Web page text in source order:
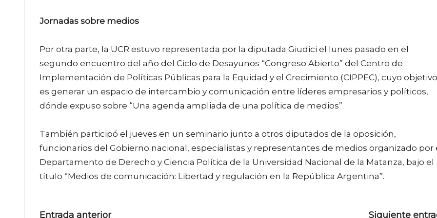
Jornadas sobre medios
Por otra parte, la UCR estuvo representada por la diputada Giudici el lunes pasado en el
segundo encuentro del año del Ciclo de Desayunos “Congreso Abierto” del Centro de
Implementación de Políticas Públicas para la Equidad y el Crecimiento (CIPPEC), cuyo objetivo
es generar un espacio de intercambio y comunicación entre líderes empresarios y políticos,
dónde expuso sobre “Una agenda ampliada de una política de medios”.
También participó el jueves en un seminario junto a otros diputados de la oposición,
funcionarios del Gobierno nacional, especialistas y representantes de medios organizado por
Departamento de Derecho y Ciencia Política de la Universidad Nacional de la Matanza, bajo el
título “Medios de comunicación: Libertad y regulación en la República Argentina”.
Entrada anterior Siguiente